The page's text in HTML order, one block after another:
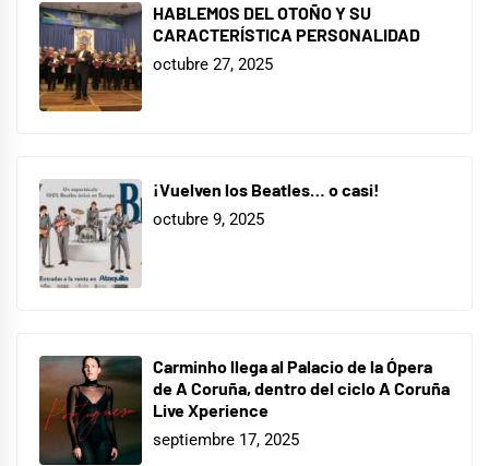
HABLEMOS DEL OTOÑO Y SU
CARACTERÍSTICA PERSONALIDAD
octubre 27, 2025
¡Vuelven los Beatles… o casi!
octubre 9, 2025
Carminho llega al Palacio de la Ópera
de A Coruña, dentro del ciclo A Coruña
Live Xperience
septiembre 17, 2025